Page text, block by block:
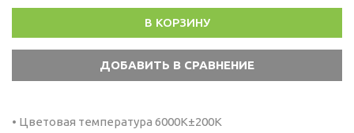
В КОРЗИНУ
• Цветовая температура 6000К±200К